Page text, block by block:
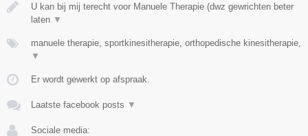
U kan bij mij terecht voor Manuele Therapie (dwz gewrichten beter
laten ▼
manuele therapie, sportkinesitherapie, orthopedische kinesitherapie,
▼
Er wordt gewerkt op afspraak.
Laatste facebook posts ▼
Sociale media: